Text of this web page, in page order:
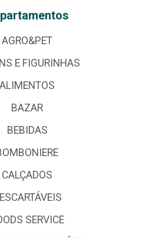
AGRO&PET
E FIGURINHAS
ALIMENTOS
BAZAR
BEBIDAS
CALÇADOS
SERVICE